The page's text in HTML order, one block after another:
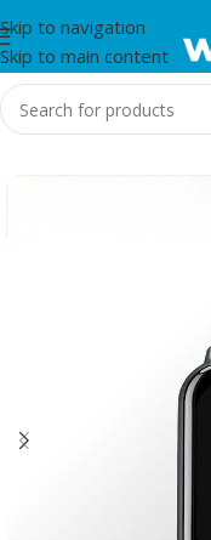
Skip to navigation
Skip to main content
Home/Smartwatches